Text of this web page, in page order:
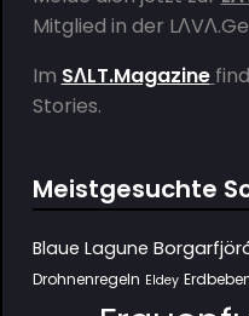
Mitglied in der
Im SΛLT.Magazine
Stories.
Meistgesuchte
Blaue Lagune
Drohnenregeln Eldey